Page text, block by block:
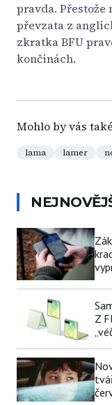
pravda. Přestože
převzata z
zkratka BFU
končinách.
Mohlo by vás
lama lamer
Z